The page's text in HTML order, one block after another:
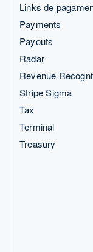
Links de
Payments
Payouts
Radar
Revenue
Stripe Sigma
Tax
Terminal
Treasury